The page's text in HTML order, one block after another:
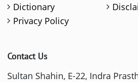
Dictionary
Privacy Policy
Contact Us
Sultan Shahin, E-22, Indra